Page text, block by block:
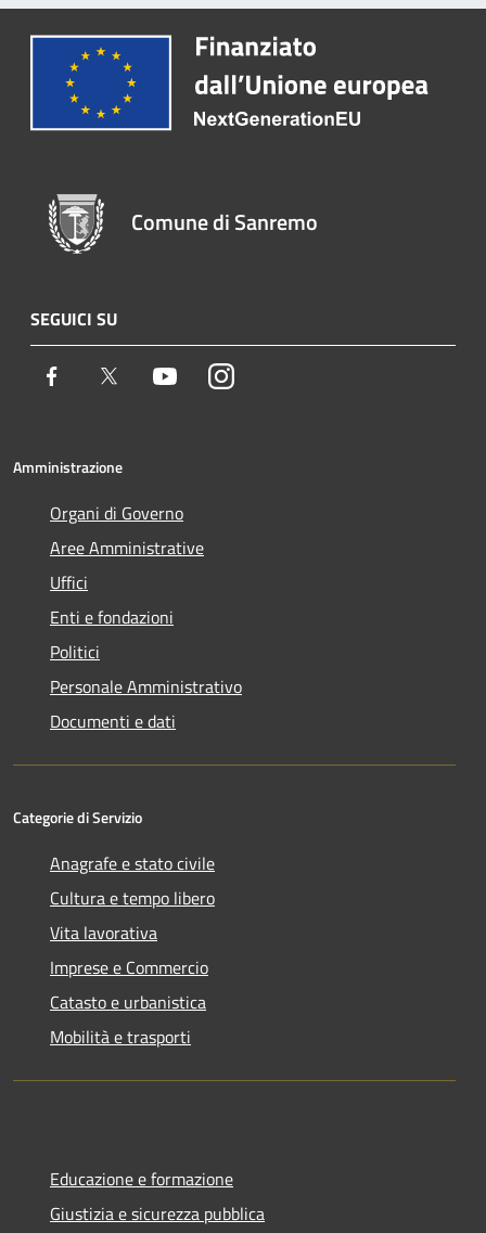
Comune di Sanremo
SEGUICI SU
Facebook Twitter YoutubeInstagram
Amministrazione
Organi di Governo
Aree Amministrative
Uffici
Enti e fondazioni
Politici
Personale Amministrativo
Documenti e dati
Categorie di Servizio
Anagrafe e stato civile
Cultura e tempo libero
Vita lavorativa
Imprese e Commercio
Catasto e urbanistica
Mobilità e trasporti
Educazione e formazione
Giustizia e sicurezza pubblica